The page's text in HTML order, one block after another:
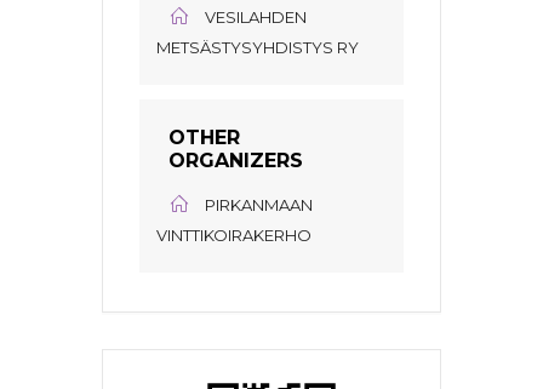
VESILAHDEN
METSÄSTYSYHDISTYS RY
OTHER
ORGANIZERS
PIRKANMAAN
VINTTIKOIRAKERHO